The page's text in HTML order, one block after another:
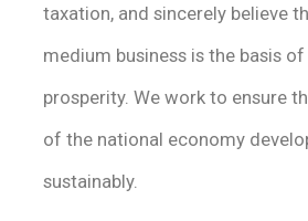
taxation, and sincerely believe
medium business is the basis of
prosperity. We work to ensure
of the national economy
sustainably.